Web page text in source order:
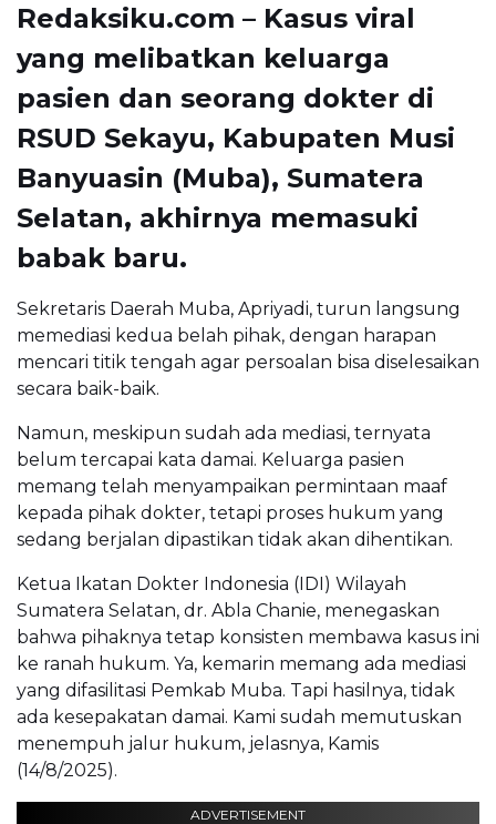
Redaksiku.com – Kasus viral
yang melibatkan keluarga
pasien dan seorang dokter di
RSUD Sekayu, Kabupaten Musi
Banyuasin (Muba), Sumatera
Selatan, akhirnya memasuki
babak baru.
Sekretaris Daerah Muba, Apriyadi, turun langsung
memediasi kedua belah pihak, dengan harapan
mencari titik tengah agar persoalan bisa diselesaikan
secara baik-baik.
Namun, meskipun sudah ada mediasi, ternyata
belum tercapai kata damai. Keluarga pasien
memang telah menyampaikan permintaan maaf
kepada pihak dokter, tetapi proses hukum yang
sedang berjalan dipastikan tidak akan dihentikan.
Ketua Ikatan Dokter Indonesia (IDI) Wilayah
Sumatera Selatan, dr. Abla Chanie, menegaskan
bahwa pihaknya tetap konsisten membawa kasus ini
ke ranah hukum. Ya, kemarin memang ada mediasi
yang difasilitasi Pemkab Muba. Tapi hasilnya, tidak
ada kesepakatan damai. Kami sudah memutuskan
menempuh jalur hukum, jelasnya, Kamis
(14/8/2025).
ADVERTISEMENT